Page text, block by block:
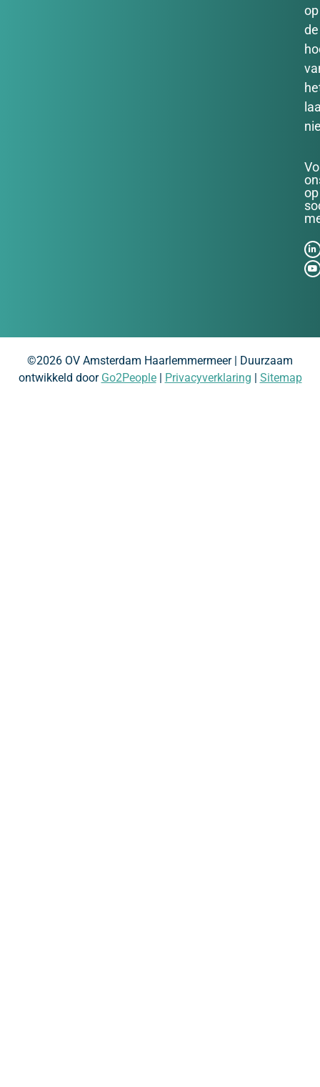
op
de
op
©2026 OV Amsterdam Haarlemmermeer | Duurzaam
ontwikkeld door Go2People| Privacyverklaring | Sitemap